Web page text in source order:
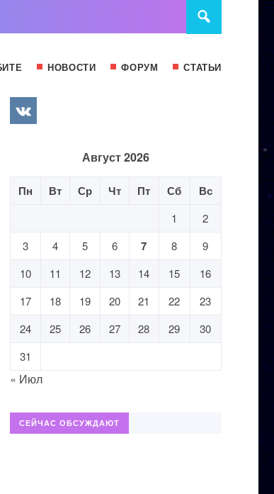
НОВОСТИ ФОРУМ СТАТЬИ
Август 2026
Пн Вт Ср Чт Пт Сб Вс
1
2
3
4 5 6 7 8
9
10
11 12 13 14 15
16
17
18 19 20 21 22
23
24
25 26 27 28 29
30
31
« Июл
СЕЙЧАС ОБСУЖДАЮТ